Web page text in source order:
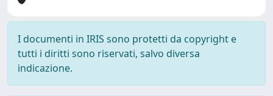
I documenti in IRIS sono protetti da copyright e
tutti i diritti sono riservati, salvo diversa
indicazione.